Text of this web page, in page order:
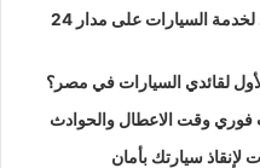
تعرف على مميزات ونش انقاذ الرواد لخدمة السيارات على مدار 24
الأول لقائدي السيارات في مصر؟
فوري وقت الاعطال والحوادث
لإنقاذ سيارتك بأمان